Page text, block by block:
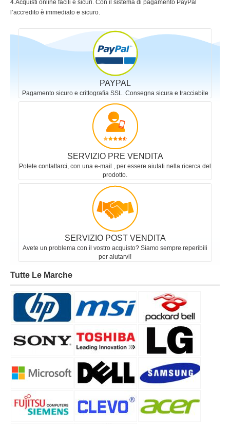
4.Acquisti online facili e sicuri. Con il sistema di pagamento PayPal
l’accredito è immediato e sicuro.
PAYPAL
Pagamento sicuro e crittografia SSL. Consegna sicura e tracciabile
SERVIZIO PRE VENDITA
Potete contattarci, con una e-mail , per essere aiutati nella ricerca del
prodotto.
SERVIZIO POST VENDITA
Avete un problema con il vostro acquisto? Siamo sempre reperibili
per aiutarvi!
Tutte Le Marche